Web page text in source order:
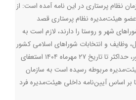
نظام پرستاری در این نامه آمده است: از
هیئت‌مدیره نظام پرستاری قصد
شهر و روستا را دارند، لازم است به
قانون تشکیل، وظایف و انتخابات شوراهای اسلامی کشور
و اعلام ستاد انتخابات کشور، حداکثر تا تاریخ ۲۷ مهرماه ۱۴۰۴ استعفای
مربوطه رسیده است به سازمان
بر اساس آیین‌نامه داخلی هیئت‌مدیره فرد